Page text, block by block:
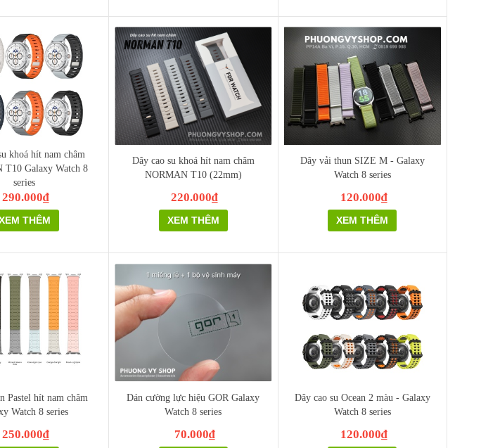
khoá hít nam châm
T10 Galaxy Watch 8
series
290.000₫
THÊM
Dây cao su khoá hít nam châm
NORMAN T10 (22mm)
220.000₫
XEM THÊM
Dây vải thun SIZE M - Galaxy
Watch 8 series
120.000₫
XEM THÊM
Pastel hít nam châm
Watch 8 series
250.000₫
Dán cường lực hiệu GOR Galaxy
Watch 8 series
70.000₫
Dây cao su Ocean 2 màu - Galaxy
Watch 8 series
120.000₫